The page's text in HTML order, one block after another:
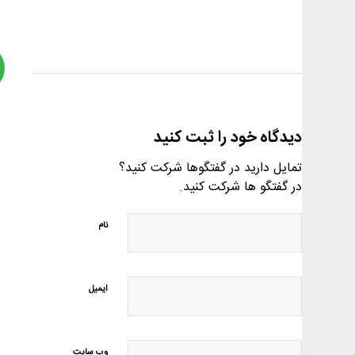
دیدگاه خود را ثبت کنید
تمایل دارید در گفتگوها شرکت کنید؟
در گفتگو ها شرکت کنید.
نام
ایمیل